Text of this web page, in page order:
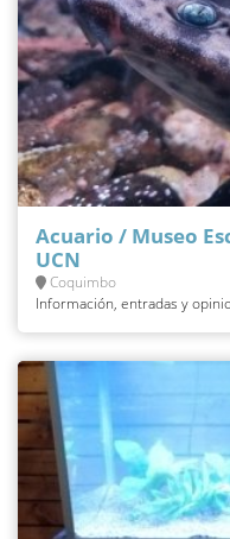
Acuario / Museo
UCN
Coquimbo
Información, entradas y